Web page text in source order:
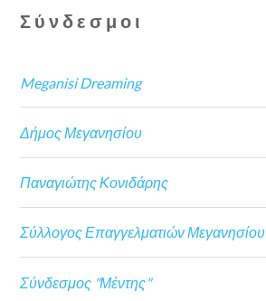
Σύνδεσμοι
Meganisi Dreaming
Δήμος Μεγανησίου
Παναγιώτης Κονιδάρης
Σύλλογος Επαγγελματιών Μεγανησίου
Σύνδεσμος "Μέντης"